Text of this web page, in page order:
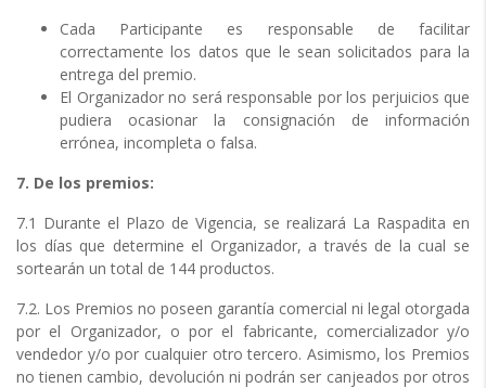
Cada Participante es responsable de facilitar
correctamente los datos que le sean solicitados para la
entrega del premio.
El Organizador no será responsable por los perjuicios que
pudiera ocasionar la consignación de información
errónea, incompleta o falsa.
7. De los premios:
7.1 Durante el Plazo de Vigencia, se realizará La Raspadita en
los días que determine el Organizador, a través de la cual se
sortearán un total de 144 productos.
7.2. Los Premios no poseen garantía comercial ni legal otorgada
por el Organizador, o por el fabricante, comercializador y/o
vendedor y/o por cualquier otro tercero. Asimismo, los Premios
no tienen cambio, devolución ni podrán ser canjeados por otros